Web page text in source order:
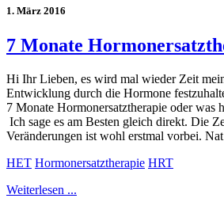
1. März 2016
7 Monate
Hi Ihr Lieben, es wird mal wieder Zeit
Entwicklung durch die Hormone
7 Monate Hormonersatztherapie oder was
Ich sage es am Besten gleich direkt. Die
Veränderungen ist wohl erstmal vorbei.
HET Hormonersatztherapie HRT
Weiterlesen ...